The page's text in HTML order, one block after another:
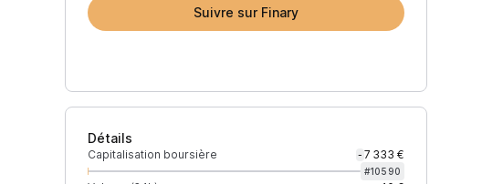
Suivre sur Finary
Détails
Capitalisation boursière - 7 333 €
#10590